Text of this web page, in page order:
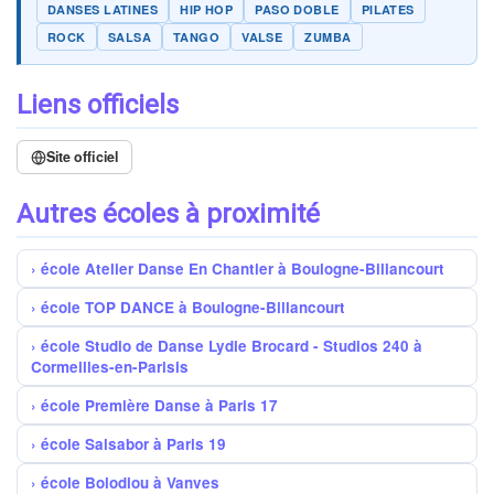
DANSES LATINES
HIP HOP PASO DOBLE
PILATES
ROCK
SALSA TANGO VALSE ZUMBA
Liens officiels
Site officiel
Autres écoles à proximité
école Atelier Danse En Chantier à Boulogne-Billancourt
école TOP DANCE à Boulogne-Billancourt
école Studio de Danse Lydie Brocard - Studios 240 à
Cormeilles-en-Parisis
école Première Danse à Paris 17
école Salsabor à Paris 19
école Bolodiou à Vanves